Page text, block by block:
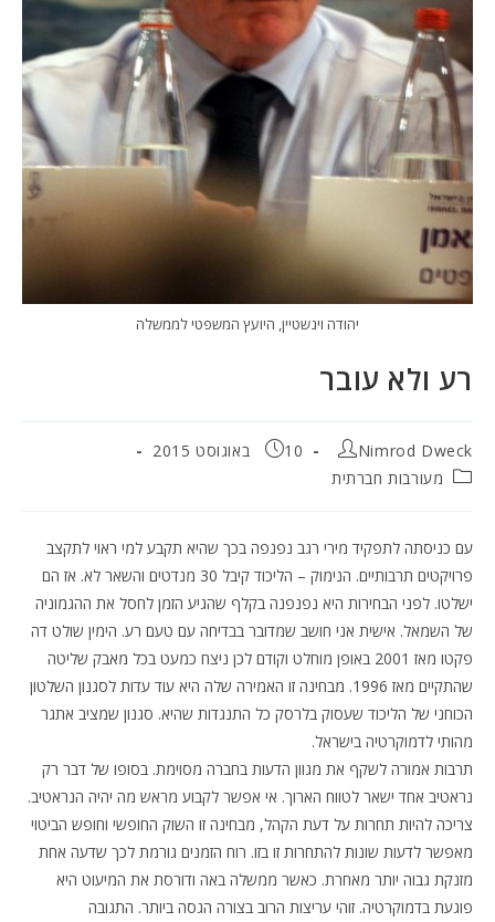
יהודה וינשטיין, היועץ המשפטי לממשלה
רע ולא עובר
מחבר:
Nimrod Dweck פורסם:
10 באוגוסט 2015
קטגוריה:מעורבות חברתית
עם כניסתה לתפקיד מירי רגב נפנפה בכך שהיא תקבע למי ראוי לתקצב
פרויקטים תרבותיים. הנימוק – הליכוד קיבל 30 מנדטים והשאר לא. אז הם
ישלטו. לפני הבחירות היא נפנפנה בקלף שהגיע הזמן לחסל את ההגמוניה
של השמאל. אישית אני חושב שמדובר בבדיחה עם טעם רע. הימין שולט דה
פקטו מאז 2001 באופן מוחלט וקודם לכן ניצח כמעט בכל מאבק שליטה
שהתקיים מאז 1996. מבחינה זו האמירה שלה היא עוד עדות לסגנון השלטון
הכוחני של הליכוד שעסוק בלרסק כל התנגדות שהיא. סגנון שמציב אתגר
מהותי לדמוקרטיה בישראל.
תרבות אמורה לשקף את מגוון הדעות בחברה מסוימת. בסופו של דבר רק
נראטיב אחד ישאר לטווח הארוך. אי אפשר לקבוע מראש מה יהיה הנראטיב.
צריכה להיות תחרות על דעת הקהל, מבחינה זו השוק החופשי וחופש הביטוי
מאפשר לדעות שונות להתחרות זו בזו. רוח הזמנים גורמת לכך שדעה אחת
מזנקת גבוה יותר מאחרת. כאשר ממשלה באה ודורסת את המיעוט היא
פוגעת בדמוקרטיה. זוהי עריצות הרוב בצורה הגסה ביותר. התגובה